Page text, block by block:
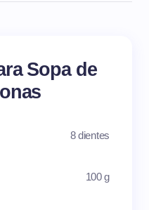
Sopa de
8 dientes
100 g